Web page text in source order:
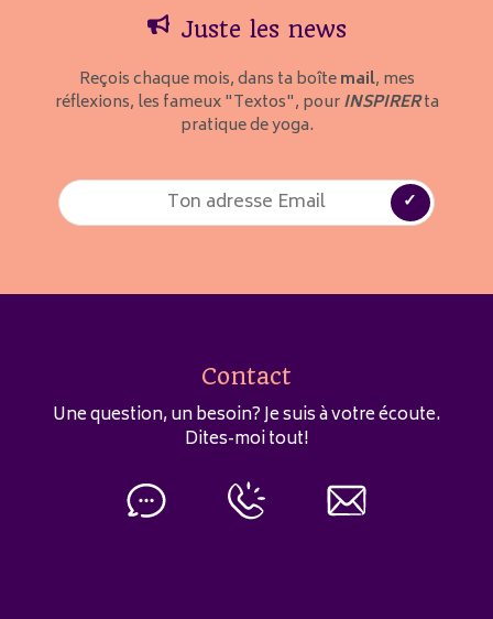
Juste les news
Reçois chaque mois, dans ta boîtemail, mes
réflexions, les fameux "Textos", pourINSPIRERta
pratique de yoga.
Contact
Une question, un besoin? Je suis à votre écoute.
Dites-moi tout!